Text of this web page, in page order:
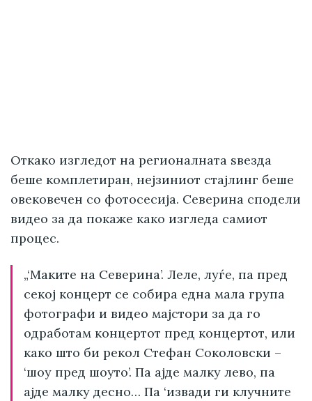
Откако изгледот на регионалната ѕвезда
беше комплетиран, нејзиниот стајлинг беше
овековечен со фотосесија. Северина сподели
видео за да покаже како изгледа самиот
процес.
„‘Маките на Северина’. Леле, луѓе, па пред
секој концерт се собира една мала групa
фотографи и видео мајстори за да го
одработам концертот пред концертот, или
како што би рекол Стефан Соколовски –
‘шоу пред шоуто’. Па ајде малку лево, па
ајде малку десно… Па ‘извади ги клучните